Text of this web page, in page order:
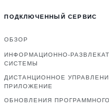
ПОДКЛЮЧЕННЫЙ СЕРВИС
ОБЗОР
ИНФОРМАЦИОННО-
СИСТЕМЫ
ДИСТАНЦИОННОЕ
ПРИЛОЖЕНИЕ
ОБНОВЛЕНИЯ